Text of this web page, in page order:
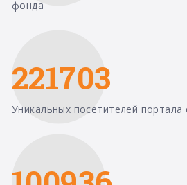
фонда
221703
Уникальных посетителей